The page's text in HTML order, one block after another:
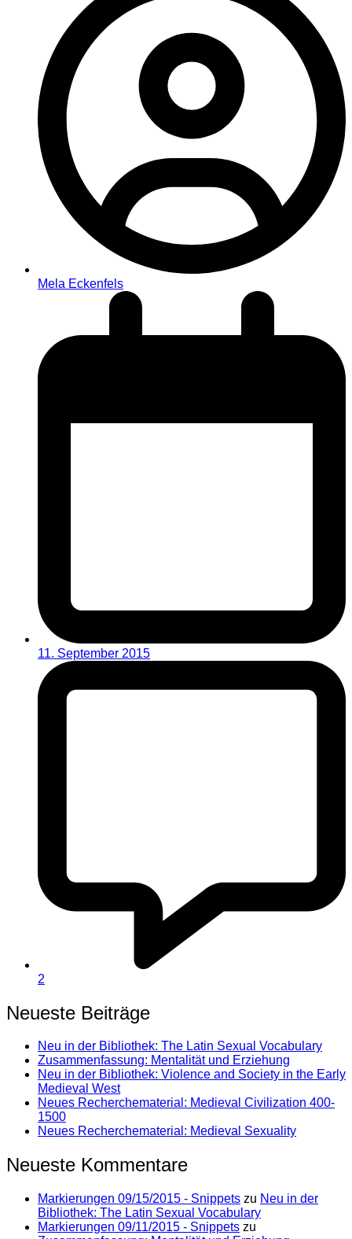
Mela Eckenfels
11. September 2015
2
Neueste Beiträge
Neu in der Bibliothek: The Latin Sexual Vocabulary
Zusammenfassung: Mentalität und Erziehung
Neu in der Bibliothek: Violence and Society in the Early
Medieval West
Neues Recherchematerial: Medieval Civilization 400-
1500
Neues Recherchematerial: Medieval Sexuality
Neueste Kommentare
Markierungen 09/15/2015 - Snippets zu Neu in der
Bibliothek: The Latin Sexual Vocabulary
Markierungen 09/11/2015 - Snippets zu